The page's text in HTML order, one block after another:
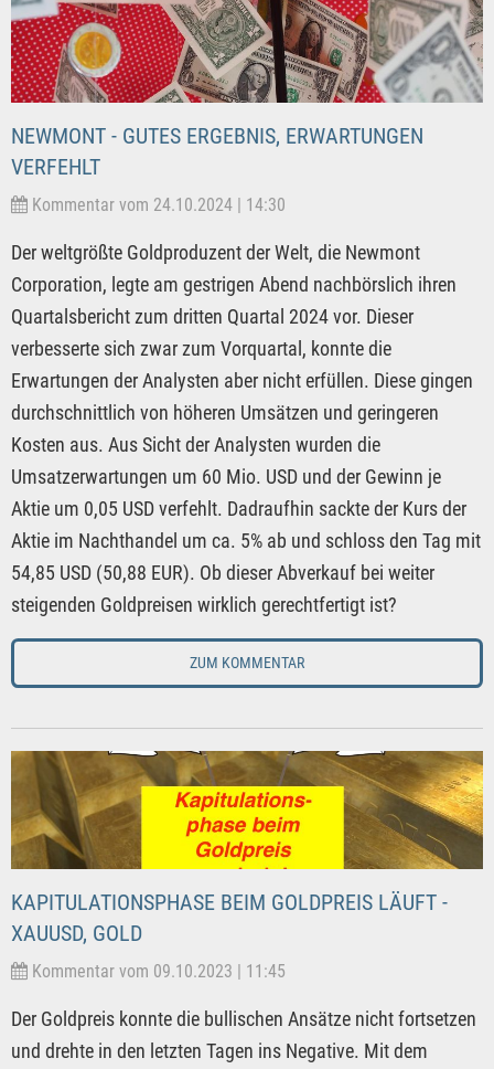
NEWMONT - GUTES ERGEBNIS, ERWARTUNGEN
VERFEHLT
Kommentar vom 24.10.2024 | 14:30
Der weltgrößte Goldproduzent der Welt, die Newmont
Corporation, legte am gestrigen Abend nachbörslich ihren
Quartalsbericht zum dritten Quartal 2024 vor. Dieser
verbesserte sich zwar zum Vorquartal, konnte die
Erwartungen der Analysten aber nicht erfüllen. Diese gingen
durchschnittlich von höheren Umsätzen und geringeren
Kosten aus. Aus Sicht der Analysten wurden die
Umsatzerwartungen um 60 Mio. USD und der Gewinn je
Aktie um 0,05 USD verfehlt. Dadraufhin sackte der Kurs der
Aktie im Nachthandel um ca. 5% ab und schloss den Tag mit
54,85 USD (50,88 EUR). Ob dieser Abverkauf bei weiter
steigenden Goldpreisen wirklich gerechtfertigt ist?
ZUM KOMMENTAR
KAPITULATIONSPHASE BEIM GOLDPREIS LÄUFT -
XAUUSD, GOLD
Kommentar vom 09.10.2023 | 11:45
Der Goldpreis konnte die bullischen Ansätze nicht fortsetzen
und drehte in den letzten Tagen ins Negative. Mit dem